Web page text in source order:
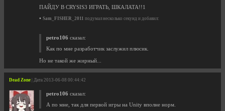
ПАЙДУ В CRYSIS3 ИГРАТЬ, ШКАЛАТА!!1
• Sam_FISHER_2011 подумал несколько секунд и добавил:
petro106 сказал:
Как по мне разработчик заслужил плюсик.
Но не такой же жирный...
Dead Zone | Дата 2013-06-08 00:44:42
petro106 сказал:
А по мне, так для первой игры на Unity вполне норм.